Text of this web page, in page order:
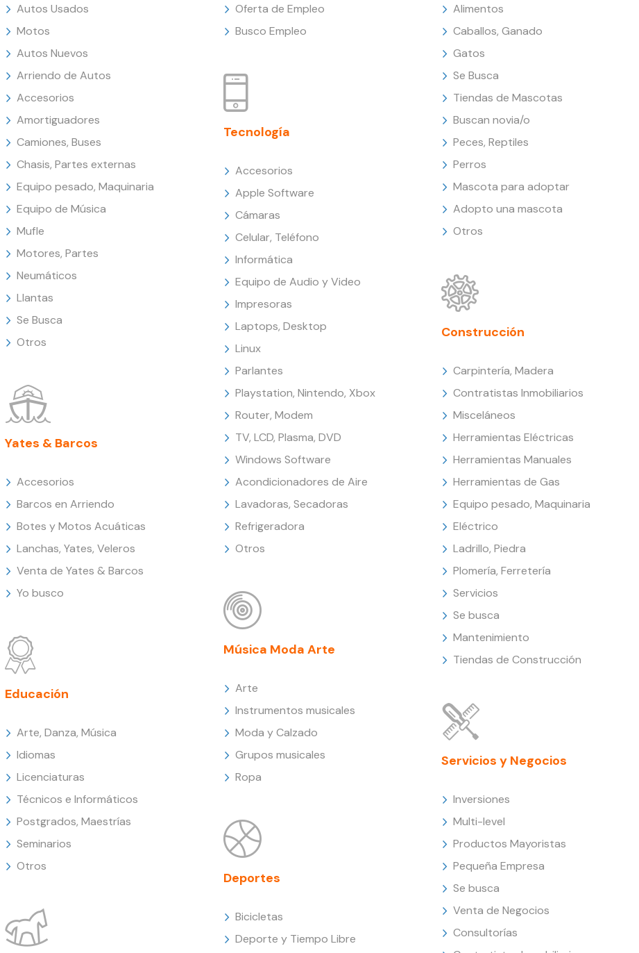
Autos Usados
Motos
Autos Nuevos
Arriendo de Autos
Accesorios
Amortiguadores
Camiones, Buses
Chasis, Partes externas
Equipo pesado, Maquinaria
Equipo de Música
Mufle
Motores, Partes
Neumáticos
Llantas
Se Busca
Otros
Yates & Barcos
Accesorios
Barcos en Arriendo
Botes y Motos Acuáticas
Lanchas, Yates, Veleros
Venta de Yates & Barcos
Yo busco
Educación
Arte, Danza, Música
Idiomas
Licenciaturas
Técnicos e Informáticos
Postgrados, Maestrías
Seminarios
Otros
Oferta de Empleo
Busco Empleo
Tecnología
Accesorios
Apple Software
Cámaras
Celular, Teléfono
Informática
Equipo de Audio y Video
Impresoras
Laptops, Desktop
Linux
Parlantes
Playstation, Nintendo, Xbox
Router, Modem
TV, LCD, Plasma, DVD
Windows Software
Acondicionadores de Aire
Lavadoras, Secadoras
Refrigeradora
Otros
Música Moda Arte
Arte
Instrumentos musicales
Moda y Calzado
Grupos musicales
Ropa
Deportes
Bicicletas
Deporte y Tiempo Libre
Alimentos
Caballos, Ganado
Gatos
Se Busca
Tiendas de Mascotas
Buscan novia/o
Peces, Reptiles
Perros
Mascota para adoptar
Adopto una mascota
Otros
Construcción
Carpintería, Madera
Contratistas Inmobiliarios
Misceláneos
Herramientas Eléctricas
Herramientas Manuales
Herramientas de Gas
Equipo pesado, Maquinaria
Eléctrico
Ladrillo, Piedra
Plomería, Ferretería
Servicios
Se busca
Mantenimiento
Tiendas de Construcción
Servicios y Negocios
Inversiones
Multi-level
Productos Mayoristas
Pequeña Empresa
Se busca
Venta de Negocios
Consultorías